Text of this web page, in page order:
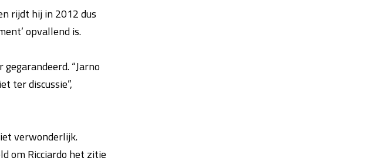
rijdt hij in 2012 dus
opvallend is.
“Jarno
ter discussie”,
verwonderlijk.
om Ricciardo het zitje